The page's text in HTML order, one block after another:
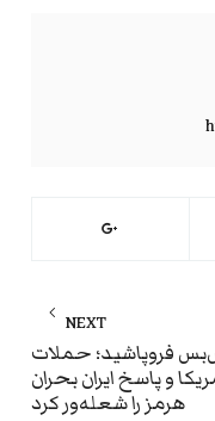
NEXT
فروپاشید؛ حملات
و پاسخ ایران بحران
هرمز را شعله‌ور کرد